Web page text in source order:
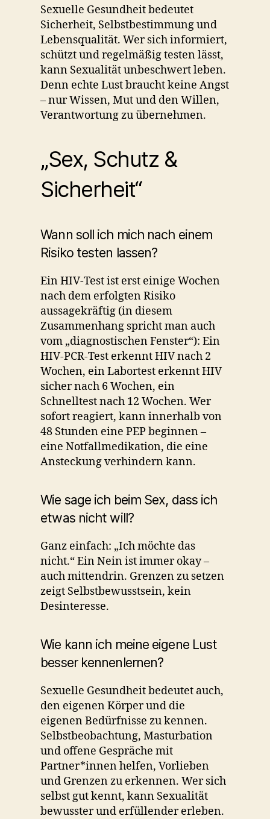
Sexuelle Gesundheit bedeutet
Sicherheit, Selbstbestimmung und
Lebensqualität. Wer sich informiert,
schützt und regelmäßig testen lässt,
kann Sexualität unbeschwert leben.
Denn echte Lust braucht keine Angst
– nur Wissen, Mut und den Willen,
Verantwortung zu übernehmen.
„Sex, Schutz &
Sicherheit“
Wann soll ich mich nach einem
Risiko testen lassen?
Ein HIV-Test ist erst einige Wochen
nach dem erfolgten Risiko
aussagekräftig (in diesem
Zusammenhang spricht man auch
vom „diagnostischen Fenster“): Ein
HIV-PCR-Test erkennt HIV nach 2
Wochen, ein Labortest erkennt HIV
sicher nach 6 Wochen, ein
Schnelltest nach 12 Wochen. Wer
sofort reagiert, kann innerhalb von
48 Stunden eine PEP beginnen –
eine Notfallmedikation, die eine
Ansteckung verhindern kann.
Wie sage ich beim Sex, dass ich
etwas nicht will?
Ganz einfach: „Ich möchte das
nicht.“ Ein Nein ist immer okay –
auch mittendrin. Grenzen zu setzen
zeigt Selbstbewusstsein, kein
Desinteresse.
Wie kann ich meine eigene Lust
besser kennenlernen?
Sexuelle Gesundheit bedeutet auch,
den eigenen Körper und die
eigenen Bedürfnisse zu kennen.
Selbstbeobachtung, Masturbation
und offene Gespräche mit
Partner*innen helfen, Vorlieben
und Grenzen zu erkennen. Wer sich
selbst gut kennt, kann Sexualität
bewusster und erfüllender erleben.